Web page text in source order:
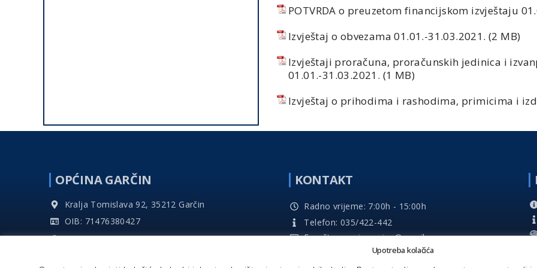
POTVRDA o preuzetom financijskom izvještaju
Izvještaj o obvezama 01.01.-31.03.2021.
Izvještaji proračuna, proračunskih jedinica i
01.01.-31.03.2021.
Izvještaj o prihodima i rashodima, primicima i
OPĆINA GARČIN
Kralja Tomislava 92, 35212 Garčin
OIB: 71476380427
MBR: 02604051
KONTAKT
Radno vrijeme: 7:00h - 15:00h
Telefon: 035/422-442
E-pošta: garcin.opcina@gmail.com
Upotreba kolačića